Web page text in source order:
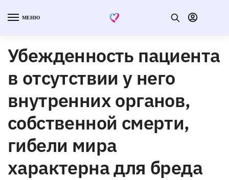
МЕНЮ
Убежденность пациента
в отсутствии у него
внутренних органов,
собственной смерти,
гибели мира
характерна для бреда